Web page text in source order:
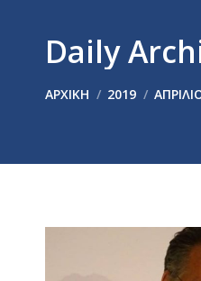
Daily
ΑΡΧΙΚΉ 2019